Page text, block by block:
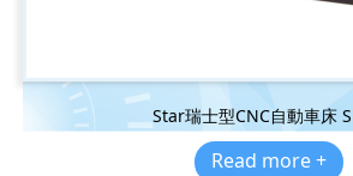
Star瑞士型CNC自動車床
Read more +